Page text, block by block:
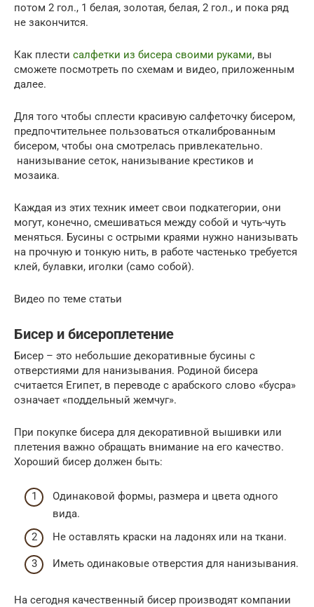
потом 2 гол., 1 белая, золотая, белая, 2 гол., и пока ряд
не закончится.
Как плести салфетки из бисера своими руками, вы
сможете посмотреть по схемам и видео, приложенным
далее.
Для того чтобы сплести красивую салфеточку бисером,
предпочтительнее пользоваться откалиброванным
бисером, чтобы она смотрелась привлекательно.
нанизывание сеток, нанизывание крестиков и
мозаика.
Каждая из этих техник имеет свои подкатегории, они
могут, конечно, смешиваться между собой и чуть-чуть
меняться. Бусины с острыми краями нужно нанизывать
на прочную и тонкую нить, в работе частенько требуется
клей, булавки, иголки (само собой).
Видео по теме статьи
Бисер и бисероплетение
Бисер – это небольшие декоративные бусины с
отверстиями для нанизывания. Родиной бисера
считается Египет, в переводе с арабского слово «бусра»
означает «поддельный жемчуг».
При покупке бисера для декоративной вышивки или
плетения важно обращать внимание на его качество.
Хороший бисер должен быть:
Одинаковой формы, размера и цвета одного
вида.
Не оставлять краски на ладонях или на ткани.
Иметь одинаковые отверстия для нанизывания.
На сегодня качественный бисер производят компании